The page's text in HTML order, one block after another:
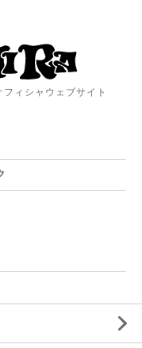
ィシャウェブサイト